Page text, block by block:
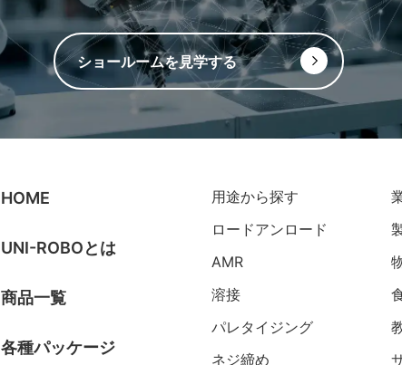
ショールームを見学する
HOME
UNI-ROBOとは
商品一覧
各種パッケージ
用途から探す
ロードアンロード
AMR
溶接
パレタイジング
ネジ締め